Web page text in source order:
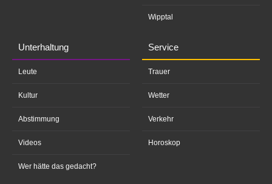
Wipptal
Unterhaltung
Leute
Kultur
Abstimmung
Videos
Wer hätte das gedacht?
Service
Trauer
Wetter
Verkehr
Horoskop